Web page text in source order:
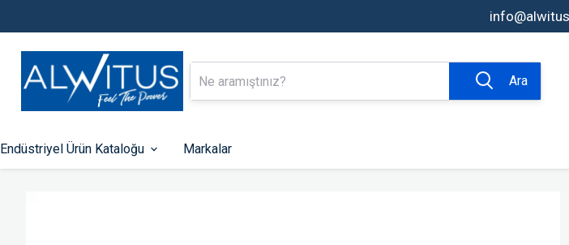
Ara
Endüstriyel Ürün Kataloğu
Bağlantı
Markalar